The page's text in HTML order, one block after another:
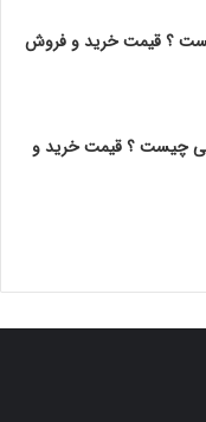
؟ قیمت خرید و فروش
چیست ؟ قیمت خرید و